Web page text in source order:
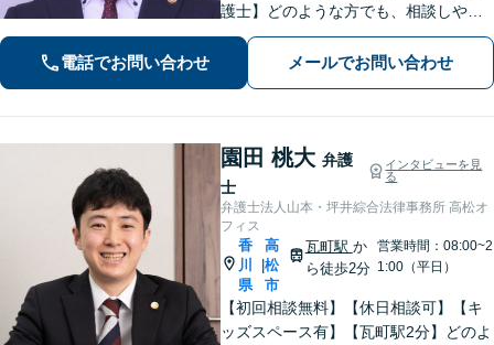
護士】どのような方でも、相談しやす
い環境を整えています。依頼者様に寄
り添った対応を心がけています。【離
婚・男女問題】DV被害へ積極的に対
電話でお問い合わせ メールでお問い合わせ
園田 桃大 弁護
士
インタビューを見
る
弁護士法人山本・坪井綜合法律事務所 高松オ
フィス
香
川
県
高
松
市
瓦町駅 か
ら徒歩2分
営業時間：08:00~2
1:00（平日）
【初回相談無料】【休日相談可】【キ
ッズスペース有】【瓦町駅2分】どのよ